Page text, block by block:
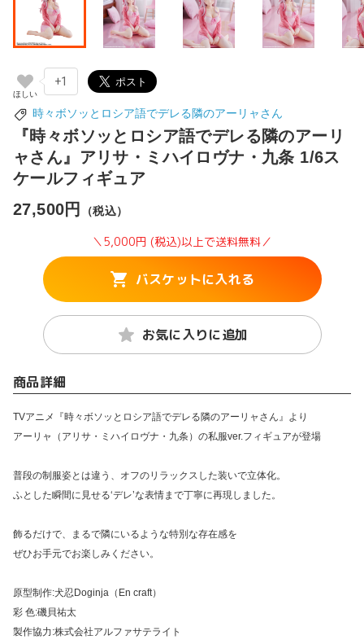
+1
時々ボソッとロシア語でデレる隣のアーリャさん
『時々ボソッとロシア語でデレる隣のアーリ
ャさん』アリサ・ミハイロヴナ・九条 1/6ス
ケールフィギュア
27,500円
（税込）
＼5,000円 (税込)以上で送料無料／
バスケットに入れる
お気に入りに追加
商品詳細
TVアニメ『時々ボソッとロシア語でデレる隣のアーリャさん』より
アーリャ（アリサ・ミハイロヴナ・九条）の私服ver.フィギュアが登場
普段の制服姿とは違う、オフのリラックスした装いで立体化。
ふとした瞬間に見せる‘デレ’な表情まで丁寧に再現しました。
飾るだけで、まるで隣にいるような特別な存在感を
ぜひお手元でお楽しみください。
原型制作:犬忍Doginja（En craft）
彩 色:磯貝祐太
製作協力:株式会社アルファサテライト